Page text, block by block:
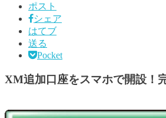
ポスト
シェア
はてブ
送る
Pocket
XM追加口座をスマホで開設！